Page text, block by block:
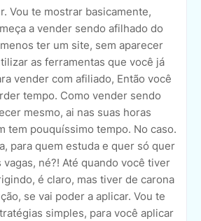
Vou te mostrar basicamente,
a vender sendo afilhado do
ter um site, sem aparecer
as ferramentas que você já
vender com afiliado, Então você
tempo. Como vender sendo
mesmo, ai nas suas horas
tem pouquíssimo tempo. No caso.
para quem estuda e quer só quer
vagas, né?! Até quando você tiver
é claro, mas tiver de carona
se vai poder a aplicar. Vou te
simples, para você aplicar